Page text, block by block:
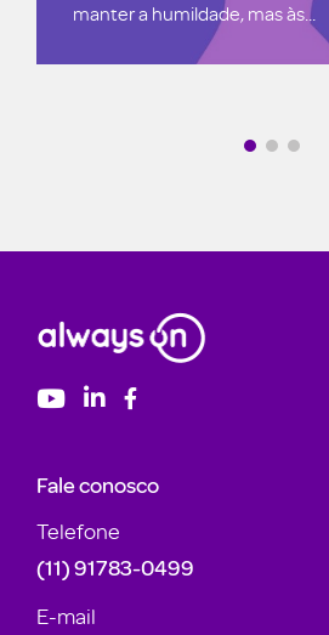
digitais! A Amazon
Fale conosco
Telefone
(11) 91783-0499
E-mail